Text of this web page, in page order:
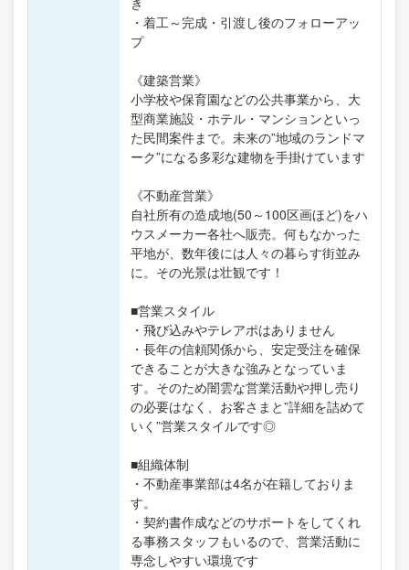
・着工～完成・引渡し後のフォローアッ
プ
《建築営業》
小学校や保育園などの公共事業から、大
型商業施設・ホテル・マンションといっ
た民間案件まで。未来の”地域のランドマ
ーク”になる多彩な建物を手掛けています
《不動産営業》
自社所有の造成地(50～100区画ほど)をハ
ウスメーカー各社へ販売。何もなかった
平地が、数年後には人々の暮らす街並み
に。その光景は壮観です！
■営業スタイル
・飛び込みやテレアポはありません
・長年の信頼関係から、安定受注を確保
できることが大きな強みとなっていま
す。そのため闇雲な営業活動や押し売り
の必要はなく、お客さまと”詳細を詰めて
いく”営業スタイルです◎
■組織体制
・不動産事業部は4名が在籍しておりま
す。
・契約書作成などのサポートをしてくれ
る事務スタッフもいるので、営業活動に
専念しやすい環境です